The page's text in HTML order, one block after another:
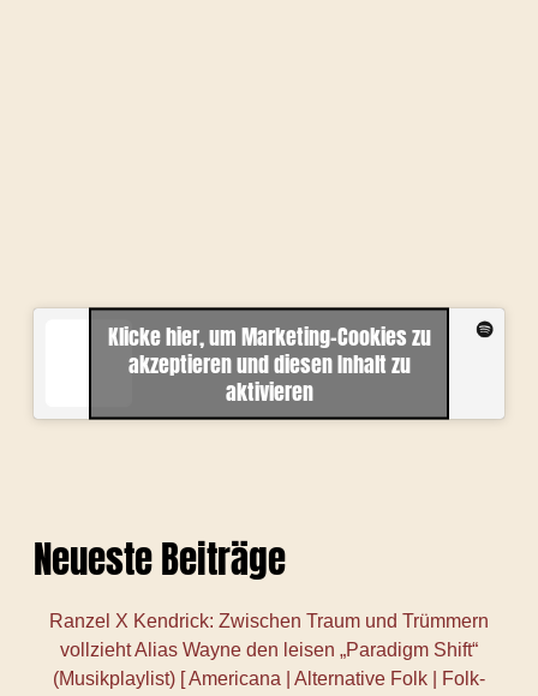
Klicke hier, um Marketing-Cookies zu
akzeptieren und diesen Inhalt zu
aktivieren
Neueste Beiträge
Ranzel X Kendrick: Zwischen Traum und Trümmern
vollzieht Alias Wayne den leisen „Paradigm Shift“
(Musikplaylist) [ Americana | Alternative Folk | Folk-